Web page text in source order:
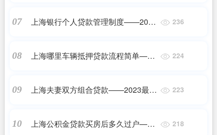
07
上海银行个人贷款管理制度——2023
236
08
上海哪里车辆抵押贷款流程简单——
224
09
上海夫妻双方组合贷款——2023最新
223
10
上海公积金贷款买房后多久过户——
218